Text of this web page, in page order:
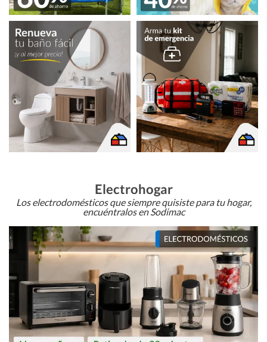
Electrohogar
Los electrodomésticos que siempre quisiste para tu hogar,
encuéntralos en Sodimac